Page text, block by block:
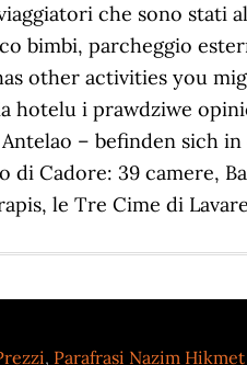
che sono stati
bimbi, parcheggio
other activities you
hotelu i prawdziwe
– befinden sich in
Cadore: 39 camere,
le Tre Cime di
, Parafrasi Nazim